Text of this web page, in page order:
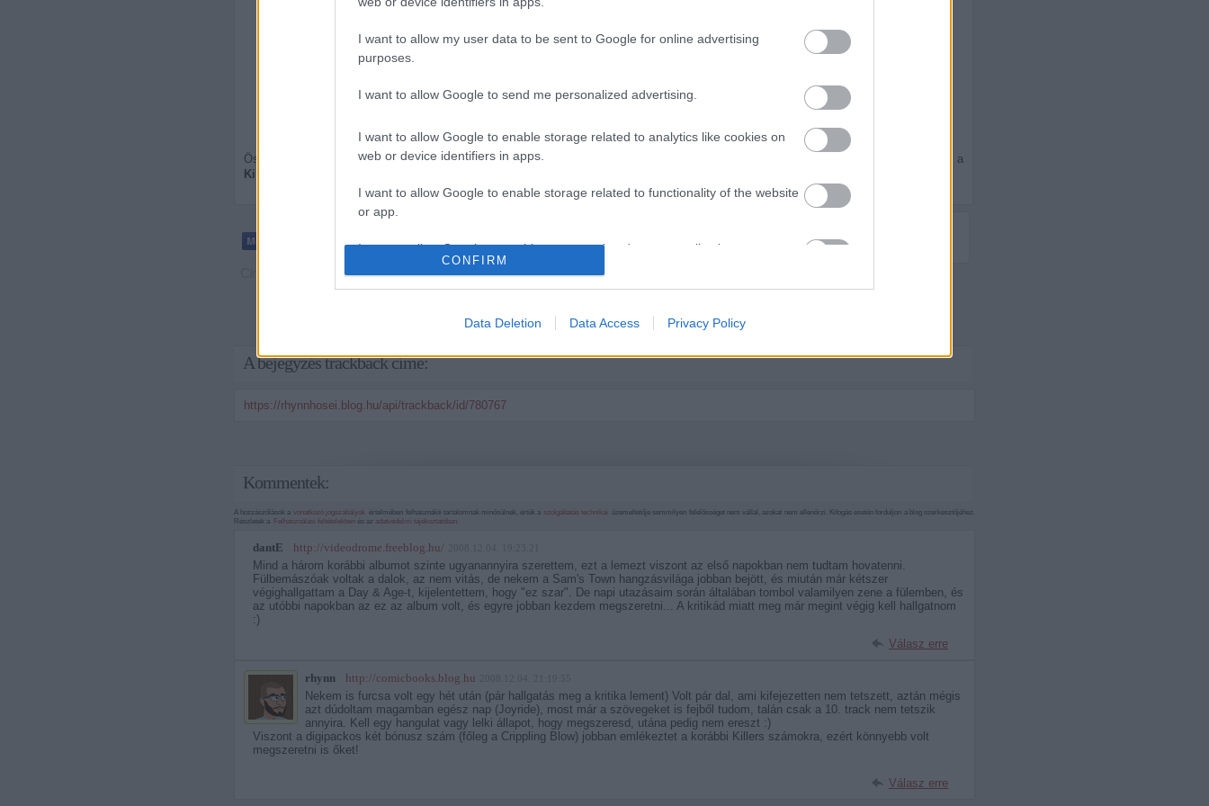
I want to allow my user data to be sent to Google for online advertising
purposes.
I want to allow Google to send me personalized advertising.
I want to allow Google to enable storage related to analytics like cookies on
web or device identifiers in apps.
I want to allow Google to enable storage related to functionality of the website
or app.
I want to allow Google to enable storage related to personalization.
I want to allow Google to enable storage related to security, including
CONFIRM
Data Deletion Data Access Privacy Policy
Without a victory,
I'm so sanctified and free
Lesson learned and the wheels keep turning
Összességében elmondható, hogy az album nagyon komolyan üzenetet hordoz, s ehhez megtalálták a megfelelő zenei eszközöket is, a
Killers
0
zenekritikahell yeah2komment
A bejegyzés trackback címe:
https://rhynnhosei.blog.hu/api/trackback/id/780767
Kommentek:
A hozzászólások a vonatkozó jogszabályokértelmében felhasználói tartalomnak minősülnek, értük a szolgáltatás technikai üzemeltetője semmilyen felelősséget nem vállal, azokat nem ellenőrzi. Kifogás esetén forduljon a blog szerkesztőjéhez.
Részletek a
Felhasználási feltételekben és az adatvédelmi tájékoztatóban
dantE http://videodrome.freeblog.hu/
Mind a három korábbi albumot szinte ugyanannyira szerettem, ezt a lemezt viszont az első napokban nem tudtam hovatenni.
Fülbemászóak voltak a dalok, az nem vitás, de nekem a Sam's Town hangzásvilága jobban bejött, és miután már kétszer
végighallgattam a Day & Age-t, kijelentettem, hogy "ez szar". De napi utazásaim során általában tombol valamilyen zene a fülemben, és
az utóbbi napokban az ez az album volt, és egyre jobban kezdem megszeretni... A kritikád miatt meg már megint végig kell hallgatnom
:)
Válasz erre
rhynn http://comicbooks.blog.hu
Nekem is furcsa volt egy hét után (pár hallgatás meg a kritika lement) Volt pár dal, ami kifejezetten nem tetszett, aztán mégis
azt dúdoltam magamban egész nap (Joyride), most már a szövegeket is fejből tudom, talán csak a 10. track nem tetszik
annyira. Kell egy hangulat vagy lelki állapot, hogy megszeresd, utána pedig nem ereszt :)
Viszont a digipackos két bónusz szám (főleg a Crippling Blow) jobban emlékeztet a korábbi Killers számokra, ezért könnyebb volt
megszeretni is őket!
Válasz erre